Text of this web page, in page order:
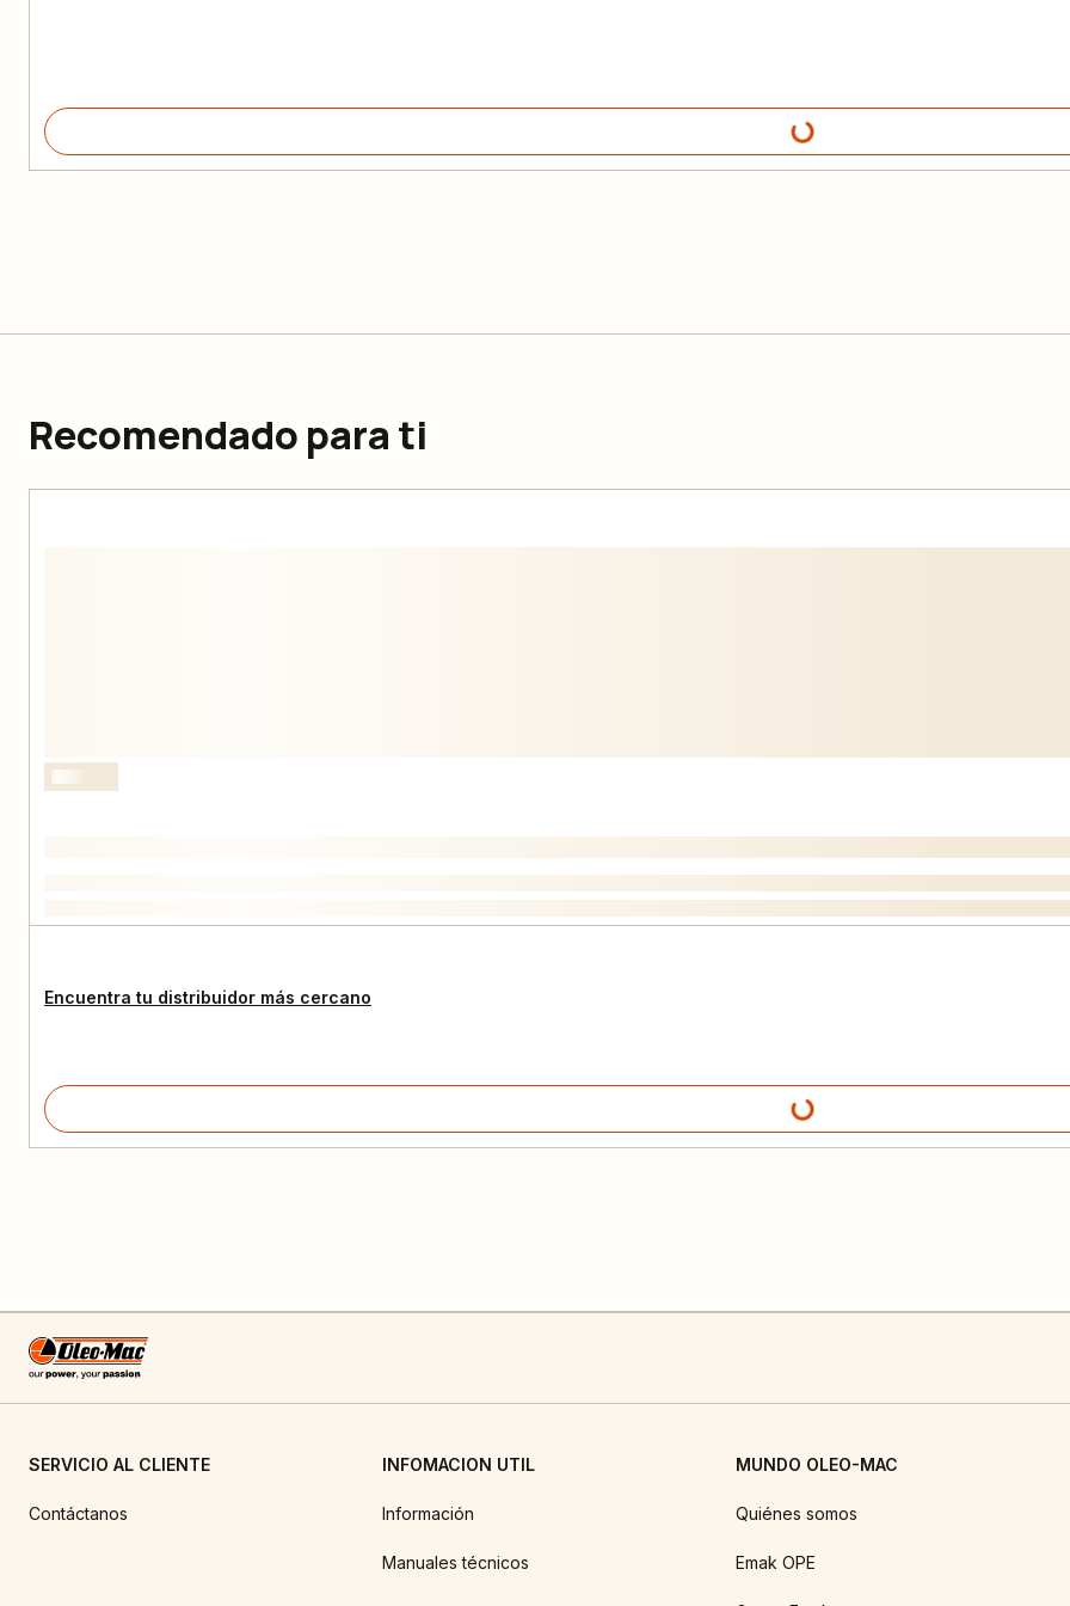
Recomendado para ti
Encuentra tu distribuidor más cercano
SERVICIO AL CLIENTE
Contáctanos
INFOMACION UTIL
Información
Manuales técnicos
MUNDO OLEO-MAC
Quiénes somos
Emak OPE